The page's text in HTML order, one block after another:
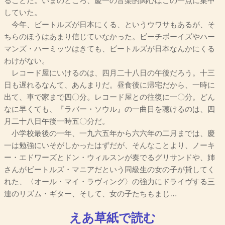
していた。
今年、ビートルズが日本にくる、というウワサもあるが、そ
ちらのほうはあまり信じていなかった。ビーチボーイズやハー
マンズ・ハーミッツはきても、ビートルズが日本なんかにくる
わけがない。
レコード屋にいけるのは、四月二十八日の午後だろう。十三
日も遅れるなんて、あんまりだ。昼食後に帰宅だから、一時に
出て、車で家まで四〇分。レコード屋との往復に一〇分。どん
なに早くても、『ラバー・ソウル』の一曲目を聴けるのは、四
月二十八日午後一時五〇分だ。
小学校最後の一年、一九六五年から六六年の二月までは、慶
一は勉強にいそがしかったはずだが、そんなことより、ノーキ
ー・エドワーズとドン・ウィルスンが奏でるグリサンドや、姉
さんがビートルズ・マニアだという同級生の女の子が貸してく
れた、〈オール・マイ・ラヴィング〉の強力にドライヴする三
連のリズム・ギター、そして、女の子たちもまじ…
えあ草紙で読む